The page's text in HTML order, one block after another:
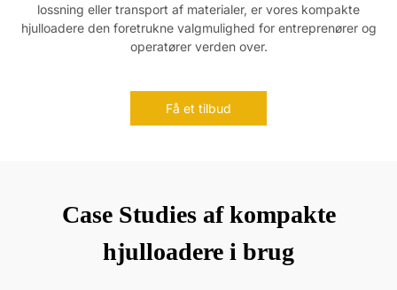
lossning eller transport af materialer, er vores kompakte
hjulloadere den foretrukne valgmulighed for entreprenører og
operatører verden over.
Få et tilbud
Case Studies af kompakte
hjulloadere i brug